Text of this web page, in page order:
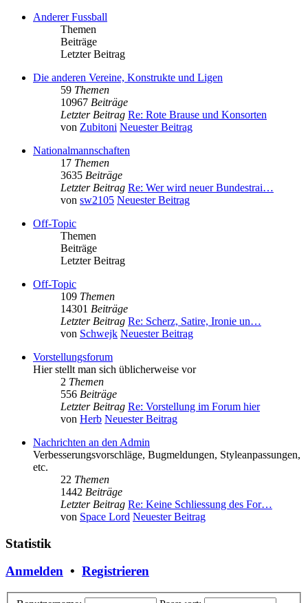
Anderer Fussball
Themen
Beiträge
Letzter Beitrag
Die anderen Vereine, Konstrukte und Ligen
59 Themen
10967 Beiträge
Letzter Beitrag Re: Rote Brause und Konsorten
von Zubitoni Neuester Beitrag
Nationalmannschaften
17 Themen
3635 Beiträge
Letzter Beitrag Re: Wer wird neuer Bundestrai…
von sw2105 Neuester Beitrag
Off-Topic
Themen
Beiträge
Letzter Beitrag
Off-Topic
109 Themen
14301 Beiträge
Letzter Beitrag Re: Scherz, Satire, Ironie un…
von Schwejk Neuester Beitrag
Vorstellungsforum
Hier stellt man sich üblicherweise vor
2 Themen
556 Beiträge
Letzter Beitrag Re: Vorstellung im Forum hier
von Herb Neuester Beitrag
Nachrichten an den Admin
Verbesserungsvorschläge, Bugmeldungen, Styleanpassungen,
etc.
22 Themen
1442 Beiträge
Letzter Beitrag Re: Keine Schliessung des For…
von Space Lord Neuester Beitrag
Statistik
Anmelden • Registrieren